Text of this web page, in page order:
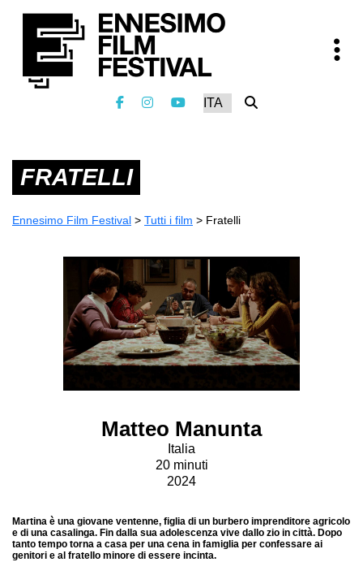
FRATELLI
Ennesimo Film Festival > Tutti i film > Fratelli
Matteo Manunta
Italia
20 minuti
2024
Martina è una giovane ventenne, figlia di un burbero imprenditore agricolo
e di una casalinga. Fin dalla sua adolescenza vive dallo zio in città. Dopo
tanto tempo torna a casa per una cena in famiglia per confessare ai
genitori e al fratello minore di essere incinta.